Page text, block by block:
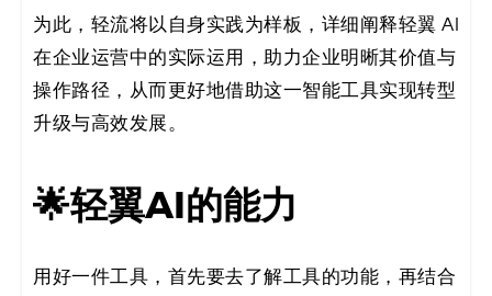
解
决
方
案
_
低
为此，轻流将以自身实践为样板，详细阐释轻翼 AI
在企业运营中的实际运用，助力企业明晰其价值与
操作路径，从而更好地借助这一智能工具实现转型
升级与高效发展。
🌟轻翼AI的能力
用好一件工具，首先要去了解工具的功能，再结合